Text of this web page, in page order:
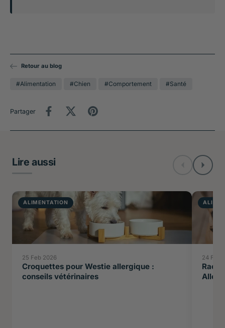
Retour au blog
#Alimentation #Chien #Comportement #Santé
Partager
Lire aussi
ALIMENTATION
25 Feb 2026
Croquettes pour Westie allergique :
conseils vétérinaires
24 Feb